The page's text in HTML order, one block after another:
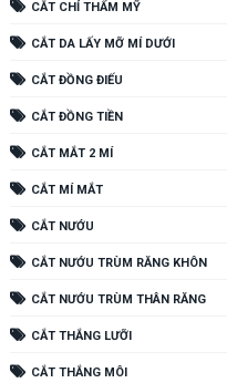
CẮT CHỈ THẨM MỸ
CẮT DA LẤY MỠ MÍ DƯỚI
CẮT ĐỒNG ĐIẾU
CẮT ĐỒNG TIỀN
CẮT MẮT 2 MÍ
CẮT MÍ MẮT
CẮT NƯỚU
CẮT NƯỚU TRÙM RĂNG KHÔN
CẮT NƯỚU TRÙM THÂN RĂNG
CẮT THẮNG LƯỠI
CẮT THẮNG MÔI